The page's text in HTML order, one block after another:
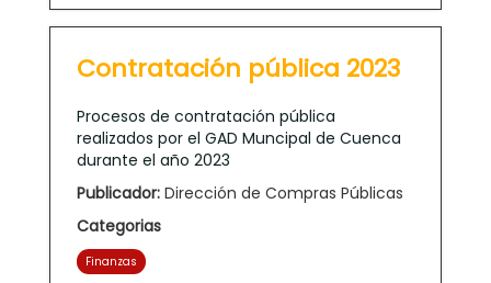
Contratación pública 2023
Procesos de contratación pública
realizados por el GAD Muncipal de Cuenca
durante el año 2023
Publicador: Dirección de Compras Públicas
Categorias
Finanzas